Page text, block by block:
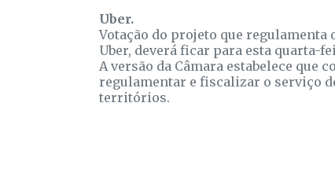
Uber.
Votação do projeto que
Uber, deverá ficar para esta quarta-
A versão da Câmara estabelece
regulamentar e fiscalizar o serviço
territórios.